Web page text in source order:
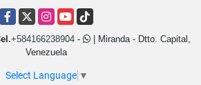
Facebook
X Instagram
YouTubeTikTok
+584166238904 -
| Miranda - Dtto. Capital,
Venezuela
Select Language ▼